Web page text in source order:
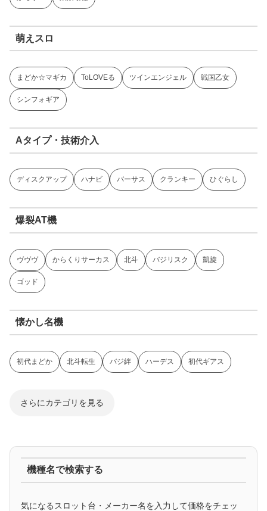
萌えスロ
まどか☆マギカ ToLOVEる ツインエンジェル 戦国乙女
シンフォギア
Aタイプ・技術介入
ディスクアップ ハナビ バーサス クランキー ひぐらし
爆裂AT機
ヴヴヴ からくりサーカス 北斗 バジリスク 凱旋
ゴッド
懐かし名機
初代まどか 北斗転生 バジ絆 ハーデス 初代ギアス
さらにカテゴリを見る
機種名で検索する
気になるスロット台・メーカー名を入力して価格をチェッ